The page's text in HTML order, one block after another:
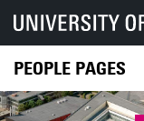
PEOPLE PAGES